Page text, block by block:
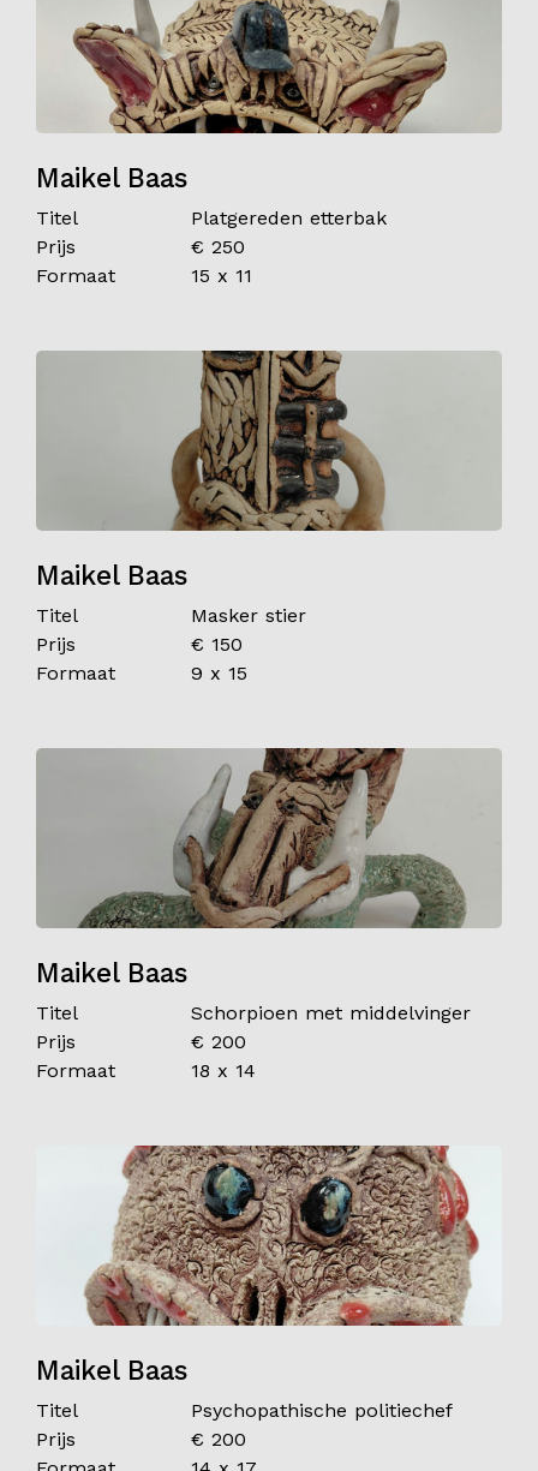
Maikel Baas
Titel
Platgereden etterbak
Prijs
€ 250
Formaat
15 x 11
Maikel Baas
Titel
Masker stier
Prijs
€ 150
Formaat
9 x 15
Maikel Baas
Titel
Schorpioen met middelvinger
Prijs
€ 200
Formaat
18 x 14
Maikel Baas
Titel
Psychopathische politiechef
Prijs
€ 200